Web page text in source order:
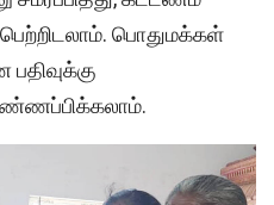
பொதுமக்கள்
பதிவுக்கு